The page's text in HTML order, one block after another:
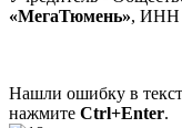
«МегаТюмень», ИНН
Нашли ошибку в
нажмите Ctrl+Enter.